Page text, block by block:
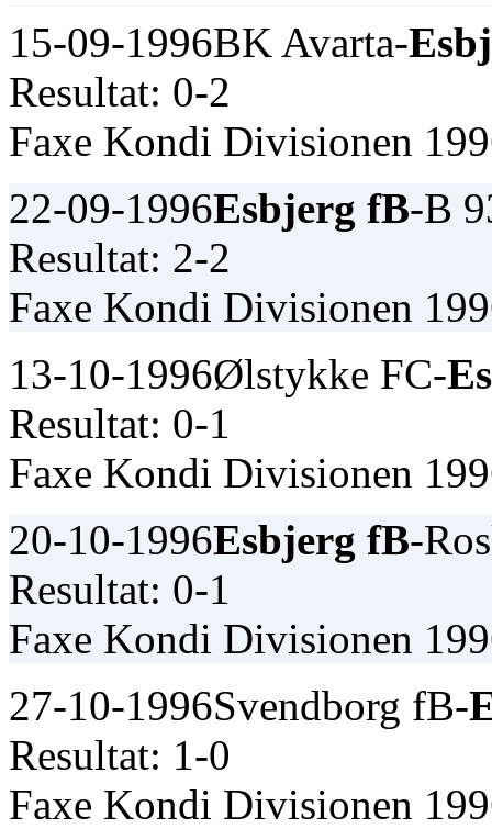
15-09-1996BK Avarta-
Resultat: 0-2
Faxe Kondi Divisionen
22-09-1996Esbjerg fB-B
Resultat: 2-2
Faxe Kondi Divisionen
13-10-1996Ølstykke FC-
Resultat: 0-1
Faxe Kondi Divisionen
20-10-1996Esbjerg fB-
Resultat: 0-1
Faxe Kondi Divisionen
27-10-1996Svendborg fB-
Resultat: 1-0
Faxe Kondi Divisionen